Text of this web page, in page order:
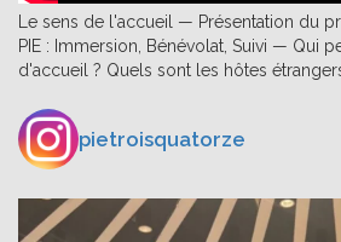
Le sens de l'accueil — Présentation du
PIE : Immersion, Bénévolat, Suivi — Qui
d'accueil ? Quels sont les hôtes
pietroisquatorze